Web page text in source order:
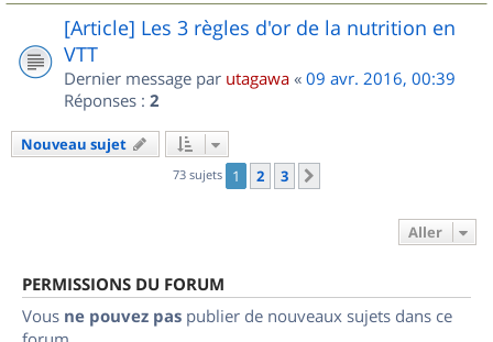
[Article] Les 3 règles d'or de la nutrition en
VTT
Dernier message par utagawa « 09 avr. 2016, 00:39
Réponses : 2
Nouveau sujet
73 sujets 1 2 3
Aller
PERMISSIONS DU FORUM
Vous ne pouvez pas publier de nouveaux sujets dans ce